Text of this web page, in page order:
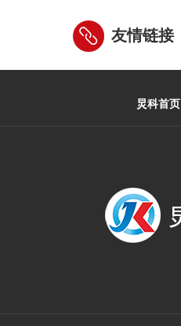
友情链接
炅科首页